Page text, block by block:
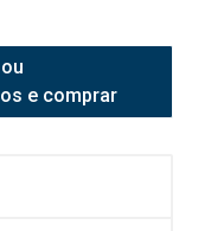
e comprar